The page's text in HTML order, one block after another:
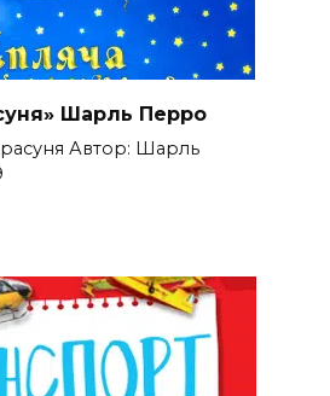
Шарль Перро
Автор: Шарль